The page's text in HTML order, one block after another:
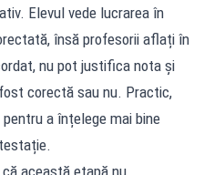
Elevul vede lucrarea în
însă profesorii aflați în
nu pot justifica nota și
corectă sau nu. Practic,
a înțelege mai bine
această etapă nu